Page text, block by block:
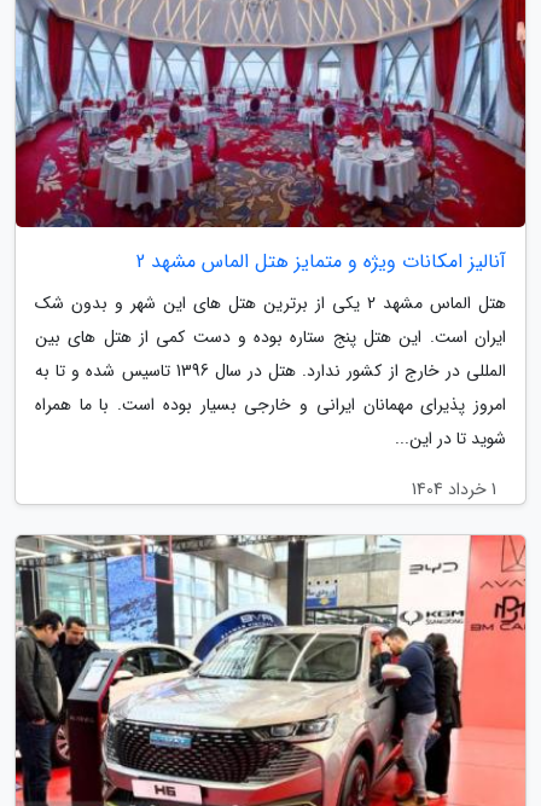
آنالیز امکانات ویژه و متمایز هتل الماس مشهد 2
هتل الماس مشهد 2 یکی از برترین هتل های این شهر و بدون شک
ایران است. این هتل پنج ستاره بوده و دست کمی از هتل های بین
المللی در خارج از کشور ندارد. هتل در سال 1396 تاسیس شده و تا به
امروز پذیرای مهمانان ایرانی و خارجی بسیار بوده است. با ما همراه
شوید تا در این...
1 خرداد 1404